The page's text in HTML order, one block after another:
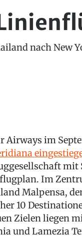
nach New
Airways im
mit
Im
Malpensa,
10
Zielen liegen
und Lamezia